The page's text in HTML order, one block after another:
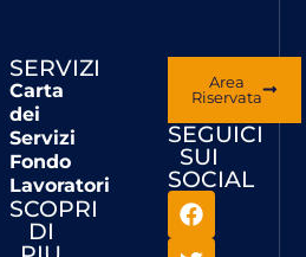
SERVIZI
Carta
dei
Servizi
Fondo
Lavoratori
SCOPRI
DI
Area
Riservata
SEGUICI
SUI
SOCIAL